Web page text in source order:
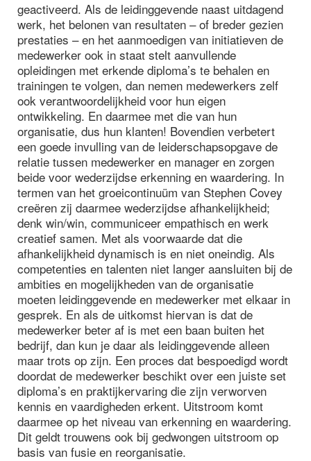
geactiveerd. Als de leidinggevende naast uitdagend
werk, het belonen van resultaten – of breder gezien
prestaties – en het aanmoedigen van initiatieven de
medewerker ook in staat stelt aanvullende
opleidingen met erkende diploma’s te behalen en
trainingen te volgen, dan nemen medewerkers zelf
ook verantwoordelijkheid voor hun eigen
ontwikkeling. En daarmee met die van hun
organisatie, dus hun klanten! Bovendien verbetert
een goede invulling van de leiderschapsopgave de
relatie tussen medewerker en manager en zorgen
beide voor wederzijdse erkenning en waardering. In
termen van het groeicontinuüm van Stephen Covey
creëren zij daarmee wederzijdse afhankelijkheid;
denk win/win, communiceer empathisch en werk
creatief samen. Met als voorwaarde dat die
afhankelijkheid dynamisch is en niet oneindig. Als
competenties en talenten niet langer aansluiten bij de
ambities en mogelijkheden van de organisatie
moeten leidinggevende en medewerker met elkaar in
gesprek. En als de uitkomst hiervan is dat de
medewerker beter af is met een baan buiten het
bedrijf, dan kun je daar als leidinggevende alleen
maar trots op zijn. Een proces dat bespoedigd wordt
doordat de medewerker beschikt over een juiste set
diploma’s en praktijkervaring die zijn verworven
kennis en vaardigheden erkent. Uitstroom komt
daarmee op het niveau van erkenning en waardering.
Dit geldt trouwens ook bij gedwongen uitstroom op
basis van fusie en reorganisatie.